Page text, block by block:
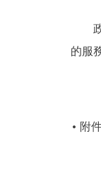
政
的服
附